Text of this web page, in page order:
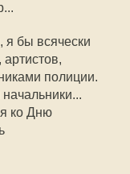
я бы всячески
полиции.
ко Дню